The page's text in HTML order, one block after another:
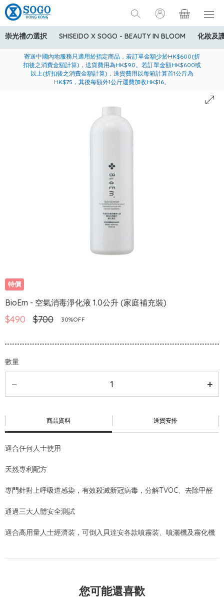
崇光禮の選択 SHISEIDO X SOGO - BEAUTY IN BLOOM 化妝及
美國運通Explorer®信用卡會員購物禮遇：高達5%簽賬回贈！
購買一般貨品(冷凍食品除外)滿$600，可享免費送貨服務
寄送中國內地服務只適用於指定商品，若訂單金額少於HK$600(折
扣後之消費金額計算)，送貨費用為HK$90。若訂單金額HK$600或
以上(折扣後之消費金額計算)，送貨費用以每箱計算首1公斤為
HK$75，其後每額外1公斤運費加收HK$16。
特價
BioEm - 空氣消毒淨化液 1.0公升 (家庭補充裝)
$490 $700 30%OFF
數量
商品資料 送貨安排
適合任何人士使用
天然專利配方
專門針對上呼吸道感染，有效殺滅新冠病毒，分解TVOC、去除甲醛
通過三大人體安全測試
適合高用量人士經濟裝，可倒入貝達安各款噴霧裝、噴灑機及霧化機
您可能還喜歡